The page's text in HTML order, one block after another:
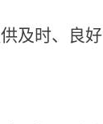
及时、良好